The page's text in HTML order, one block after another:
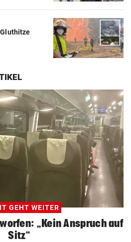
GEHT WEITER
„Kein Anspruch auf
Sitz“